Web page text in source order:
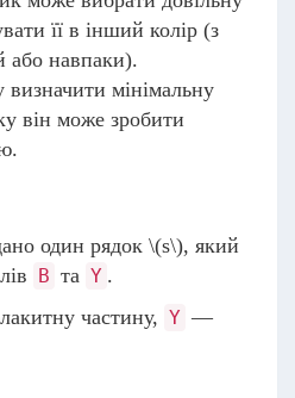
її в інший колір (з
або навпаки).
мінімальну
він може зробити
один рядок \(s\), який
B та Y .
частину, Y —